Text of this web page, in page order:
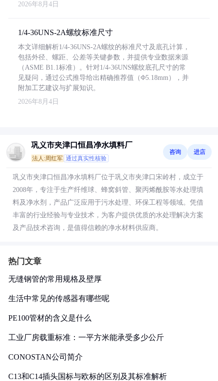
2026年8月4日
1/4-36UNS-2A螺纹标准尺寸
本文详细解析1/4-36UNS-2A螺纹的标准尺寸及底孔计算，
包括外径、螺距、公差等关键参数，并提供专业数据来源
（ASME B1.1标准）。针对1/4-36UNS螺纹底孔尺寸的常
见疑问，通过公式推导给出精确推荐值（Φ5.18mm），并
附加工艺建议与扩展知识。
2026年8月4日
巩义市夹津口恒昌净水填料厂
法人:周红军 通过真实性核验
咨询 进店
巩义市夹津口恒昌净水填料厂位于巩义市夹津口宋岭村，成立于
2008年，专注于生产纤维球、蜂窝斜管、聚丙烯酰胺等水处理填
料及净水剂，产品广泛应用于污水处理、环保工程等领域。凭借
丰富的行业经验与专业技术，为客户提供优质的水处理解决方案
及产品技术咨询，是值得信赖的净水材料供应商。
热门文章
无缝钢管的常用规格及壁厚
生活中常见的传感器有哪些呢
PE100管材的含义是什么
工业厂房载重标准：一平方米能承受多少公斤
CONOSTAN公司简介
C13和C14插头国标与欧标的区别及其标准解析